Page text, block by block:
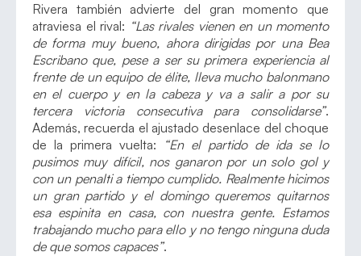
Rivera también advierte del gran momento que
atraviesa el rival: “Las rivales vienen en un momento
de forma muy bueno, ahora dirigidas por una Bea
Escribano que, pese a ser su primera experiencia al
frente de un equipo de élite, lleva mucho balonmano
en el cuerpo y en la cabeza y va a salir a por su
tercera victoria consecutiva para consolidarse”.
Además, recuerda el ajustado desenlace del choque
de la primera vuelta:
“En el partido de ida se lo
pusimos muy difícil, nos ganaron por un solo gol y
con un penalti a tiempo cumplido. Realmente hicimos
un gran partido y el domingo queremos quitarnos
esa espinita en casa, con nuestra gente. Estamos
trabajando mucho para ello y no tengo ninguna duda
de que somos capaces”.